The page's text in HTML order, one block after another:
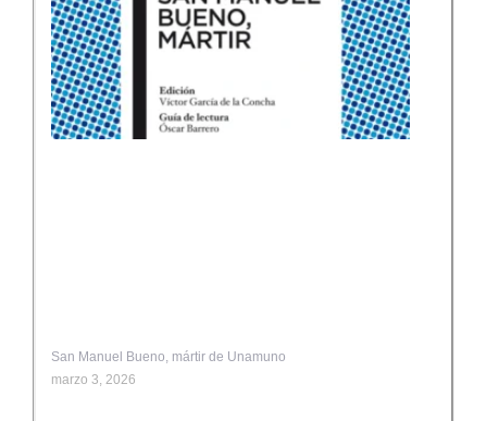
San Manuel Bueno, mártir de Unamuno
marzo 3, 2026